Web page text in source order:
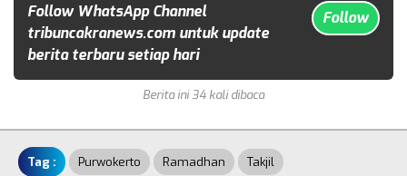
Follow WhatsApp Channel
tribuncakranews.com untuk update
berita terbaru setiap hari
Follow
Berita ini 34 kali dibaca
Tag : Purwokerto Ramadhan Takjil